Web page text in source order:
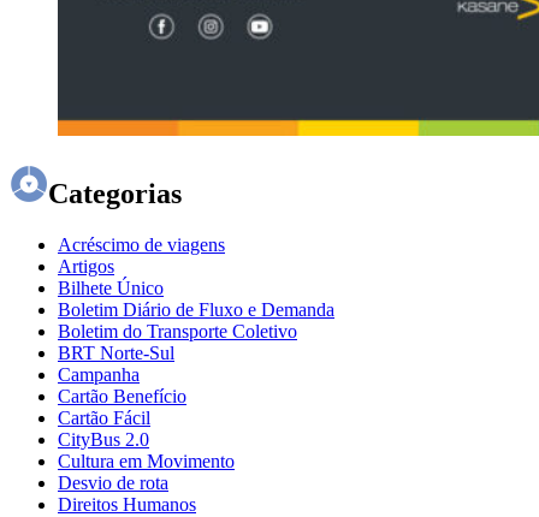
Categorias
Acréscimo de viagens
Artigos
Bilhete Único
Boletim Diário de Fluxo e Demanda
Boletim do Transporte Coletivo
BRT Norte-Sul
Campanha
Cartão Benefício
Cartão Fácil
CityBus 2.0
Cultura em Movimento
Desvio de rota
Direitos Humanos